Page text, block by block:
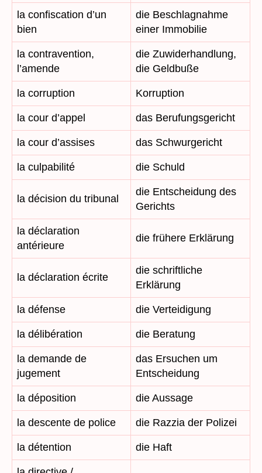
la confiscation d’un
bien
die Beschlagnahme
einer Immobilie
la contravention,
l’amende
die Zuwiderhandlung,
die Geldbuße
la corruption Korruption
la cour d’appel das Berufungsgericht
la cour d’assises das Schwurgericht
la culpabilité die Schuld
la décision du tribunal
die Entscheidung des
Gerichts
la déclaration
antérieure
die frühere Erklärung
la déclaration écrite
die schriftliche
Erklärung
la défense die Verteidigung
la délibération die Beratung
la demande de
jugement
das Ersuchen um
Entscheidung
la déposition die Aussage
la descente de police die Razzia der Polizei
la détention die Haft